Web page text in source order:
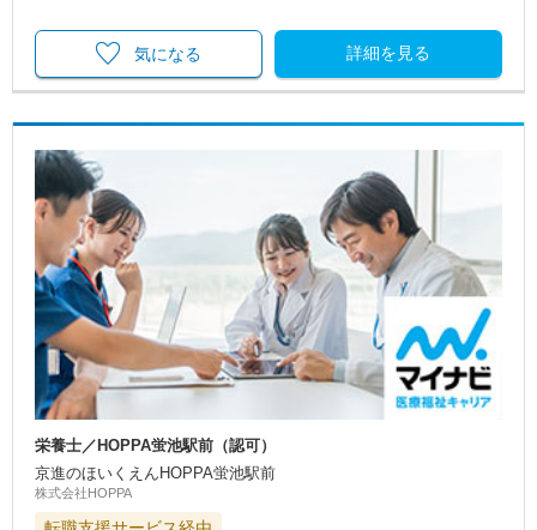
詳細を見る
気になる
栄養士／HOPPA蛍池駅前（認可）
京進のほいくえんHOPPA蛍池駅前
株式会社HOPPA